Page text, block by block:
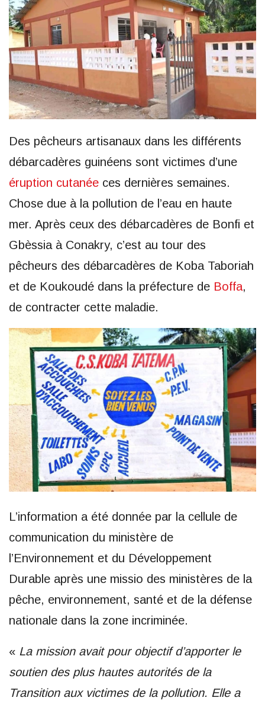
Des pêcheurs artisanaux dans les différents
débarcadères guinéens sont victimes d’une
éruption cutanée ces dernières semaines.
Chose due à la pollution de l’eau en haute
mer. Après ceux des débarcadères de Bonfi et
Gbèssia à Conakry, c’est au tour des
pêcheurs des débarcadères de Koba Taboriah
et de Koukoudé dans la préfecture de Boffa,
de contracter cette maladie.
L’information a été donnée par la cellule de
communication du ministère de
l’Environnement et du Développement
Durable après une missio des ministères de la
pêche, environnement, santé et de la défense
nationale dans la zone incriminée.
« La mission avait pour objectif d’apporter le
soutien des plus hautes autorités de la
Transition aux victimes de la pollution. Elle a